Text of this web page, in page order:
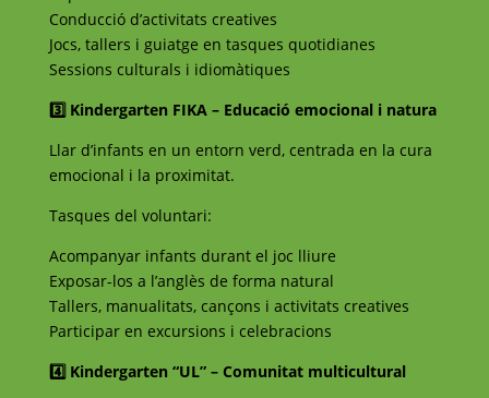
Conducció d’activitats creatives
Jocs, tallers i guiatge en tasques quotidianes
Sessions culturals i idiomàtiques
3️⃣ Kindergarten FIKA – Educació emocional i natura
Llar d’infants en un entorn verd, centrada en la cura
emocional i la proximitat.
Tasques del voluntari:
Acompanyar infants durant el joc lliure
Exposar-los a l’anglès de forma natural
Tallers, manualitats, cançons i activitats creatives
Participar en excursions i celebracions
4️⃣ Kindergarten “UL” – Comunitat multicultural